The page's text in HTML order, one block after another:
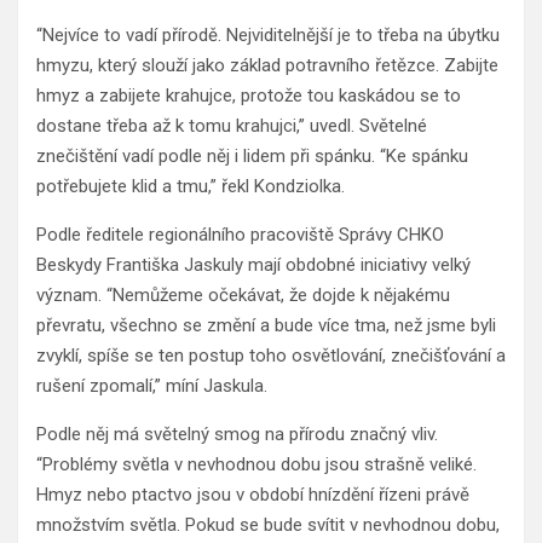
“Nejvíce to vadí přírodě. Nejviditelnější je to třeba na úbytku
hmyzu, který slouží jako základ potravního řetězce. Zabijte
hmyz a zabijete krahujce, protože tou kaskádou se to
dostane třeba až k tomu krahujci,” uvedl. Světelné
znečištění vadí podle něj i lidem při spánku. “Ke spánku
potřebujete klid a tmu,” řekl Kondziolka.
Podle ředitele regionálního pracoviště Správy CHKO
Beskydy Františka Jaskuly mají obdobné iniciativy velký
význam. “Nemůžeme očekávat, že dojde k nějakému
převratu, všechno se změní a bude více tma, než jsme byli
zvyklí, spíše se ten postup toho osvětlování, znečišťování a
rušení zpomalí,” míní Jaskula.
Podle něj má světelný smog na přírodu značný vliv.
“Problémy světla v nevhodnou dobu jsou strašně veliké.
Hmyz nebo ptactvo jsou v období hnízdění řízeni právě
množstvím světla. Pokud se bude svítit v nevhodnou dobu,